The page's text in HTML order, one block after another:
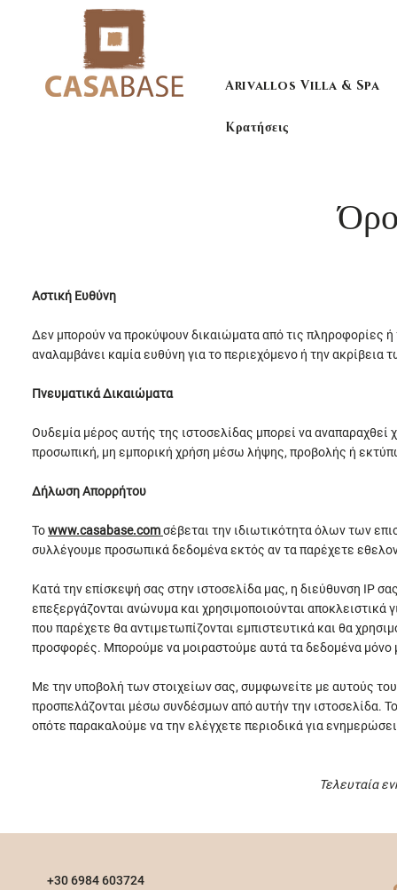
Arivallos Villa & Spa
Kρατήσεις
Αστική Ευθύνη
Δεν μπορούν να προκύψουν δικαιώματα από τις πληροφορίες ή
αναλαμβάνει καμία ευθύνη για το περιεχόμενο ή την
Πνευματικά Δικαιώματα
Ουδεμία μέρος αυτής της ιστοσελίδας μπορεί να
προσωπική, μη εμπορική χρήση μέσω λήψης, προβολής ή
Δήλωση Απορρήτου
Τοwww.casabase.comσέβεται την ιδιωτικότητα όλων των
συλλέγουμε προσωπικά δεδομένα εκτός αν τα παρέχετε
Κατά την επίσκεψή σας στην ιστοσελίδα μας, η διεύθυνση IP
επεξεργάζονται ανώνυμα και χρησιμοποιούνται
που παρέχετε θα αντιμετωπίζονται εμπιστευτικά και θα
προσφορές. Μπορούμε να μοιραστούμε αυτά τα δεδομένα
Με την υποβολή των στοιχείων σας, συμφωνείτε με αυτούς
προσπελάζονται μέσω συνδέσμων από αυτήν την ιστοσελίδα.
οπότε παρακαλούμε να την ελέγχετε περιοδικά για
Τελευταία
+30 6984 603724